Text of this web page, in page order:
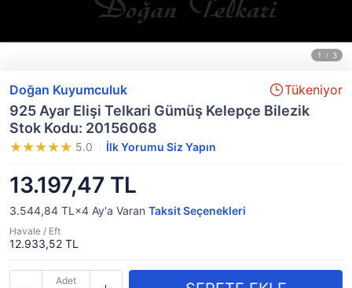
Doğan Kuyumculuk Tükeniyor
925 Ayar Elişi Telkari Gümüş Kelepçe Bilezik
Stok Kodu: 20156068
5.0 İlk Yorumu Siz Yapın
13.197,47 TL
3.544,84 TL×4 Ay'a Varan Taksit Seçenekleri
Havale / Eft
12.933,52 TL
Adet